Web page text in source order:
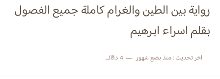
رواية بين الطين والغرام كاملة جميع الفصول
بقلم اسراء ابرهيم
اخر تحديث :منذ بضع شهور 4 دقائق للقراءة